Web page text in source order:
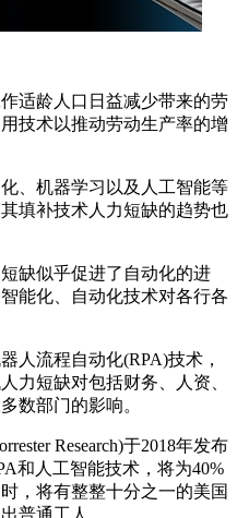
龄人口日益减少带来的劳
技术以推动劳动生产率的增
机器学习以及人工智能等
填补技术人力短缺的趋势也
似乎促进了自动化的进
能化、自动化技术对各行各
流程自动化(RPA)技术，
力短缺对包括财务、人资、
数部门的影响。
Research)于2018年发布
和人工智能技术，将为40%
，将有整整十分之一的美国